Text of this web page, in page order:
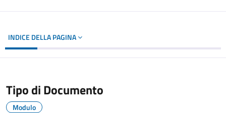
INDICE DELLA PAGINA
Tipo di Documento
Modulo